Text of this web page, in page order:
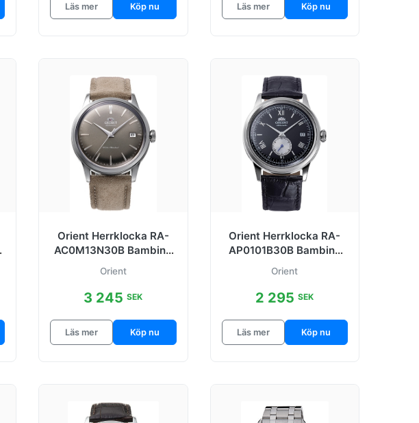
Läs mer Köp nu Läs mer Köp nu
Orient Herrklocka RA-
AC0M13N30B Bambino
Orient
3 245SEK
Läs mer Köp nu
Orient Herrklocka RA-
AP0101B30B Bambino
Orient
2 295SEK
Läs mer Köp nu